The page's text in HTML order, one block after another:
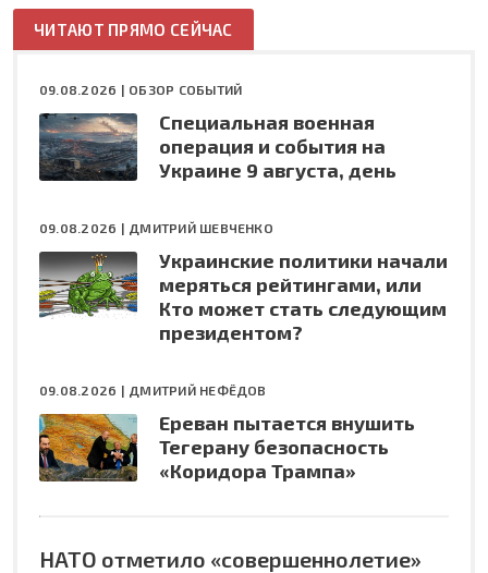
ЧИТАЮТ ПРЯМО СЕЙЧАС
09.08.2026 | ОБЗОР СОБЫТИЙ
Специальная военная
операция и события на
Украине 9 августа, день
09.08.2026 | ДМИТРИЙ ШЕВЧЕНКО
Украинские политики начали
меряться рейтингами, или
Кто может стать следующим
президентом?
09.08.2026 | ДМИТРИЙ НЕФЁДОВ
Ереван пытается внушить
Тегерану безопасность
«Коридора Трампа»
НАТО отметило «совершеннолетие»